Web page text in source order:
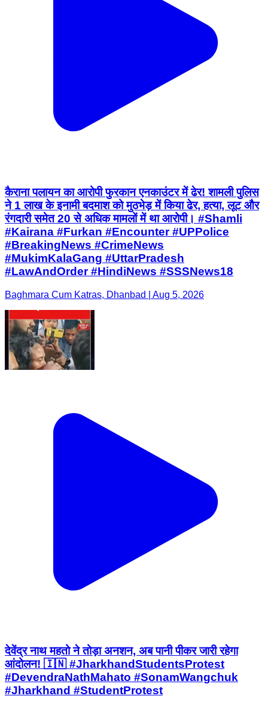
कैराना पलायन का आरोपी फुरकान एनकाउंटर में ढेर! शामली पुलिस
ने 1 लाख के इनामी बदमाश को मुठभेड़ में किया ढेर, हत्या, लूट और
रंगदारी समेत 20 से अधिक मामलों में था आरोपी। #Shamli
#Kairana #Furkan #Encounter #UPPolice
#BreakingNews #CrimeNews
#MukimKalaGang #UttarPradesh
#LawAndOrder #HindiNews #SSSNews18
Baghmara Cum Katras, Dhanbad | Aug 5, 2026
देवेंद्र नाथ महतो ने तोड़ा अनशन, अब पानी पीकर जारी रहेगा
आंदोलन! 🇮🇳 #JharkhandStudentsProtest
#DevendraNathMahato #SonamWangchuk
#Jharkhand #StudentProtest